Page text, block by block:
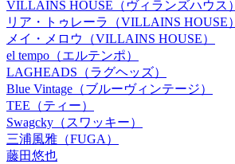
VILLAINS HOUSE（ヴィランズハウス）
リア・トゥレーラ（VILLAINS HOUSE）
メイ・メロウ（VILLAINS HOUSE）
el tempo（エルテンポ）
LAGHEADS（ラグヘッズ）
Blue Vintage（ブルーヴィンテージ）
TEE（ティー）
Swagcky（スワッキー）
三浦風雅（FUGA）
藤田悠也